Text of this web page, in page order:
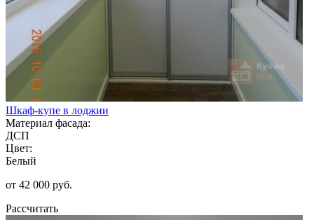
Шкаф-купе в лоджии
Материал фасада:
ДСП
Цвет:
Белый
от 42 000 руб.
Рассчитать